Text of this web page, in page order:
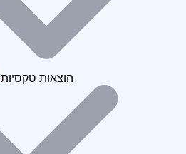
הוצאות טקסיות